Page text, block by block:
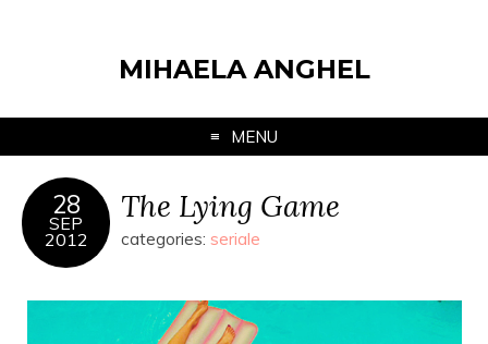
MIHAELA ANGHEL
MENU
28
SEP
2012
The Lying Game
categories: seriale